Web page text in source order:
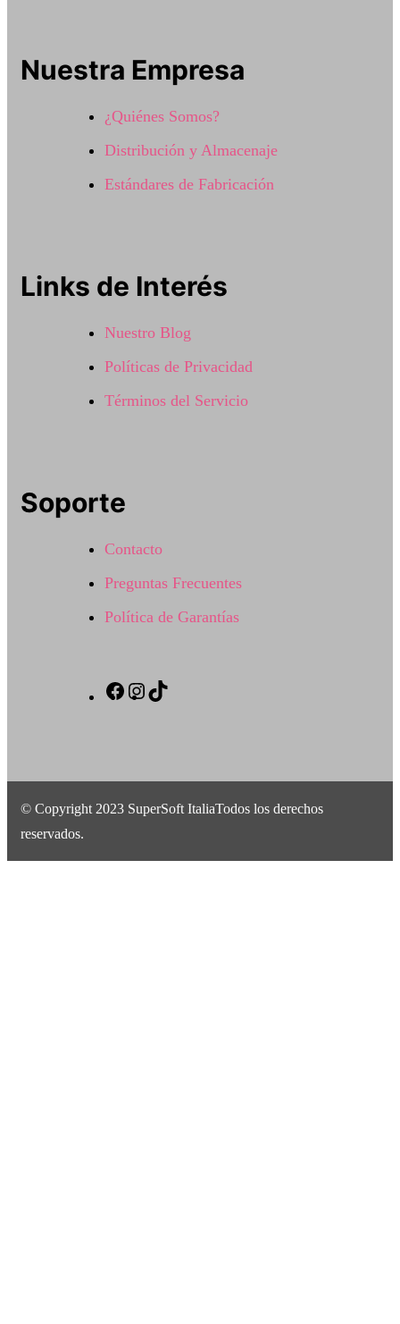
Nuestra Empresa
¿Quiénes Somos?
Distribución y Almacenaje
Estándares de Fabricación
Links de Interés
Nuestro Blog
Políticas de Privacidad
Términos del Servicio
Soporte
Contacto
Preguntas Frecuentes
Política de Garantías
Facebook
Instagram
© Copyright 2023 SuperSoft ItaliaTodos los derechos
reservados.